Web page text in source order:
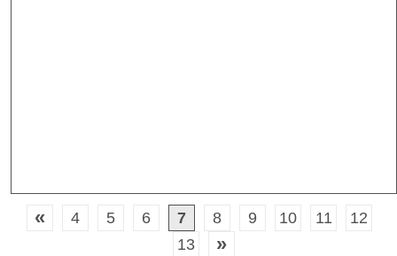
« 4 5 6 7 8 9 10 11
12
13
»